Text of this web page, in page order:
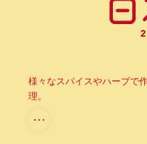
様々なスパイスやハーブで
理。
・・・